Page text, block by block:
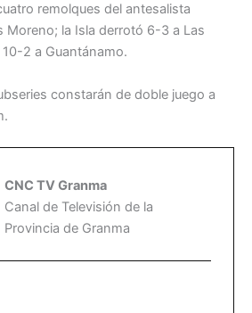
remolques del antesalista
Moreno; la Isla derrotó 6-3 a Las
2 a Guantánamo.
constarán de doble juego a
CNC TV Granma
Canal de Televisión de la
Provincia de Granma